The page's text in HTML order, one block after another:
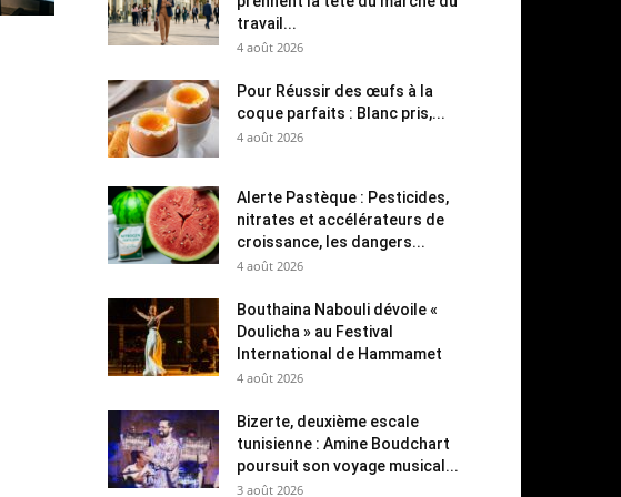
travail...
4 août 2026
Pour Réussir des œufs à la
coque parfaits : Blanc pris,...
4 août 2026
Alerte Pastèque : Pesticides,
nitrates et accélérateurs de
croissance, les dangers...
4 août 2026
Bouthaina Nabouli dévoile «
Doulicha » au Festival
International de Hammamet
4 août 2026
Bizerte, deuxième escale
tunisienne : Amine Boudchart
poursuit son voyage musical...
3 août 2026